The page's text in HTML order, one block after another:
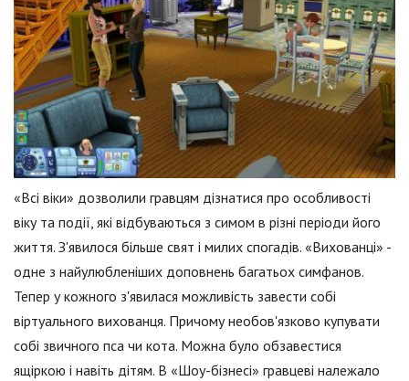
«Всі віки» дозволили гравцям дізнатися про особливості
віку та події, які відбуваються з симом в різні періоди його
життя. З'явилося більше свят і милих спогадів. «Вихованці» -
одне з найулюбленіших доповнень багатьох симфанов.
Тепер у кожного з'явилася можливість завести собі
віртуального вихованця. Причому необов'язково купувати
собі звичного пса чи кота. Можна було обзавестися
ящіркою і навіть дітям. В «Шоу-бізнесі» гравцеві належало